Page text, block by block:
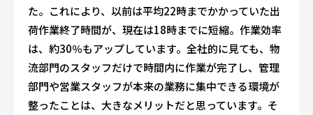
た。これにより、以前は平均22時までかかっていた出
荷作業終了時間が、現在は18時までに短縮。作業効率
は、約30％もアップしています。全社的に見ても、物
流部門のスタッフだけで時間内に作業が完了し、管理
部門や営業スタッフが本来の業務に集中できる環境が
整ったことは、大きなメリットだと思っています。そ